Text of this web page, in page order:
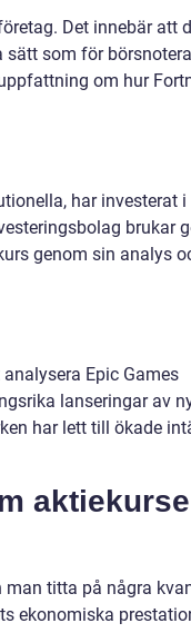
Det innebär att
som för
om hur
har investerat i
brukar
genom sin analys
Epic Games
lanseringar av
har lett till ökade
man titta på några
ekonomiska